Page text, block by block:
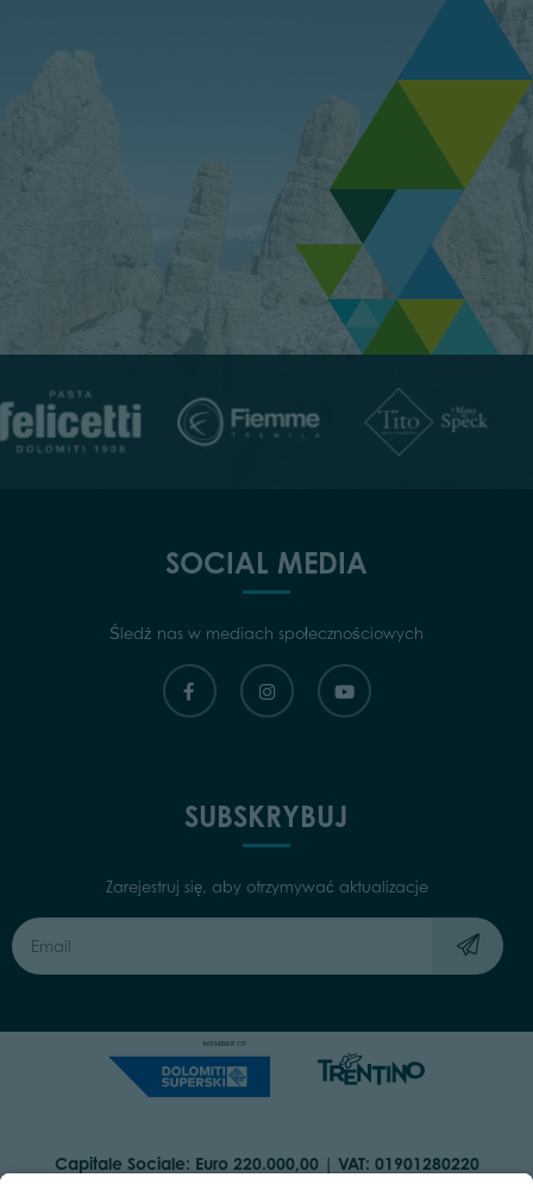
SOCIAL MEDIA
Śledź nas w mediach społecznościowych
SUBSKRYBUJ
Zarejestruj się, aby otrzymywać aktualizacje
Capitale Sociale: Euro 220.000,00 | VAT: 01901280220